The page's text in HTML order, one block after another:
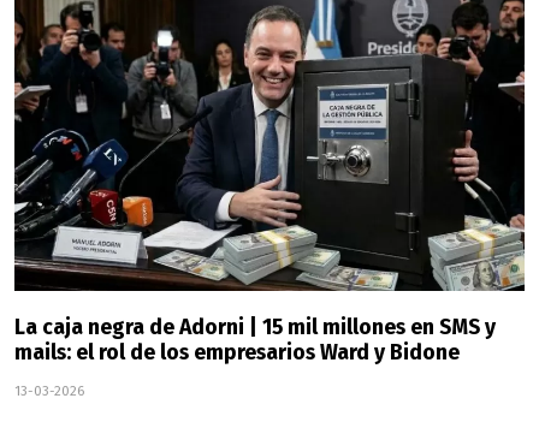
La caja negra de Adorni | 15 mil millones en SMS y
mails: el rol de los empresarios Ward y Bidone
13-03-2026